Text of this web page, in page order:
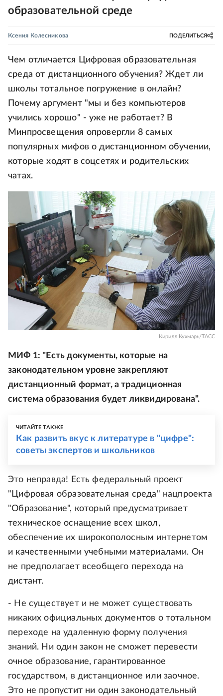
образовательной среде
Ксения Колесникова ПОДЕЛИТЬСЯ
Чем отличается Цифровая образовательная
среда от дистанционного обучения? Ждет ли
школы тотальное погружение в онлайн?
Почему аргумент "мы и без компьютеров
учились хорошо" - уже не работает? В
Минпросвещения опровергли 8 самых
популярных мифов о дистанционном обучении,
которые ходят в соцсетях и родительских
чатах.
Кирилл Кухмарь/ТАСС
МИФ 1: "Есть документы, которые на
законодательном уровне закрепляют
дистанционный формат, а традиционная
система образования будет ликвидирована".
ЧИТАЙТЕ ТАКЖЕ
Как развить вкус к литературе в "цифре":
советы экспертов и школьников
Это неправда! Есть федеральный проект
"Цифровая образовательная среда" нацпроекта
"Образование", который предусматривает
техническое оснащение всех школ,
обеспечение их широкополосным интернетом
и качественными учебными материалами. Он
не предполагает всеобщего перехода на
дистант.
- Не существует и не может существовать
никаких официальных документов о тотальном
переходе на удаленную форму получения
знаний. Ни один закон не сможет перевести
очное образование, гарантированное
государством, в дистанционное или заочное.
Это не пропустит ни один законодательный